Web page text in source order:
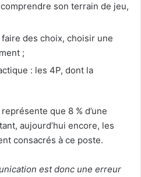
son terrain de jeu,
des choix, choisir une
;
: les 4P, dont la
que 8 % d’une
aujourd’hui encore, les
consacrés à ce poste.
est donc une erreur